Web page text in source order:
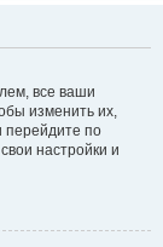
все ваши
изменить их,
перейдите по
настройки и